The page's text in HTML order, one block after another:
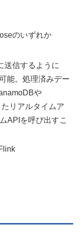
のいずれか
送信するように
能。処理済みデー
や
リアルタイムア
APIを呼び出すこ